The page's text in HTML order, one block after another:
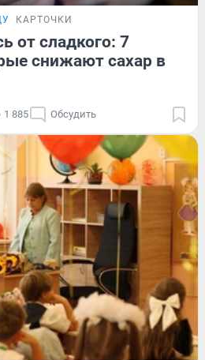
КАРТОЧКИ
от сладкого: 7
снижают сахар в
1 885 Обсудить